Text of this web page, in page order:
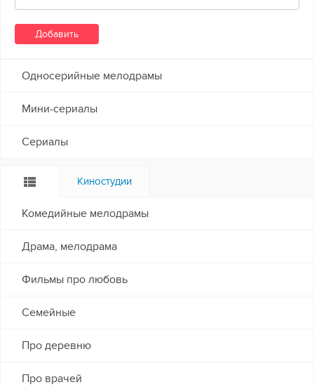
Односерийные мелодрамы
Мини-сериалы
Сериалы
Киностудии
Комедийные мелодрамы
Драма, мелодрама
Фильмы про любовь
Семейные
Про деревню
Про врачей